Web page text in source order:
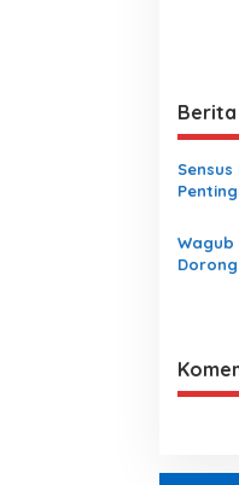
Wagub